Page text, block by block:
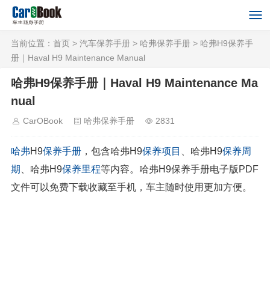
当前位置： 首页 > 汽车保养手册 > 哈弗保养手册 > 哈弗H9保养手
册｜Haval H9 Maintenance Manual
哈弗H9保养手册｜Haval H9 Maintenance Ma
nual
CarOBook 哈弗保养手册 2831
哈弗H9保养手册 ，包含哈弗H9保养项目 、哈弗H9保养周
期
、哈弗H9保养里程等内容。哈弗H9保养手册电子版PDF
文件可以免费下载收藏至手机，车主随时使用更加方便。